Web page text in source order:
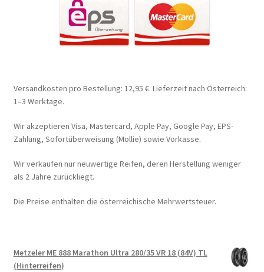
Versandkosten pro Bestellung: 12,95 €. Lieferzeit nach Österreich:
1–3 Werktage.
Wir akzeptieren Visa, Mastercard, Apple Pay, Google Pay, EPS-
Zahlung, Sofortüberweisung (Mollie) sowie Vorkasse.
Wir verkaufen nur neuwertige Reifen, deren Herstellung weniger
als 2 Jahre zurückliegt.
Die Preise enthalten die österreichische Mehrwertsteuer.
Metzeler ME 888 Marathon Ultra 280/35 VR 18 (84V) TL
(Hinterreifen)